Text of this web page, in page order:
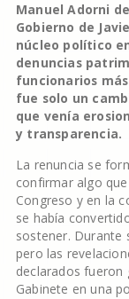
Manuel Adorni
Gobierno de
núcleo político
denuncias
funcionarios
fue solo un
que venía
y transparencia.
La renuncia se
confirmar algo
Congreso y en la
se había
sostener. Durante
pero las
declarados fueron
Gabinete en una